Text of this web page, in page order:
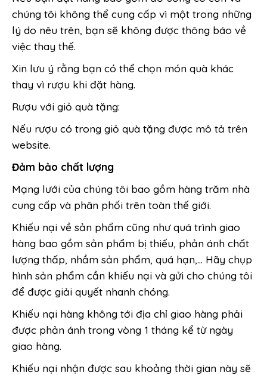
chúng tôi không thể cung cấp vì một trong những
lý do nêu trên, bạn sẽ không được thông báo về
việc thay thế.
Xin lưu ý rằng bạn có thể chọn món quà khác
thay vì rượu khi đặt hàng.
Rượu với giỏ quà tặng:
Nếu rượu có trong giỏ quà tặng được mô tả trên
website.
Đảm bảo chất lượng
Mạng lưới của chúng tôi bao gồm hàng trăm nhà
cung cấp và phân phối trên toàn thế giới.
Khiếu nại về sản phẩm cũng như quá trình giao
hàng bao gồm sản phẩm bị thiếu, phản ánh chất
lượng thấp, nhầm sản phẩm, quá hạn,... Hãy chụp
hình sản phẩm cần khiếu nại và gửi cho chúng tôi
để được giải quyết nhanh chóng.
Khiếu nại hàng không tới địa chỉ giao hàng phải
được phản ánh trong vòng 1 tháng kể từ ngày
giao hàng.
Khiếu nại nhận được sau khoảng thời gian này sẽ